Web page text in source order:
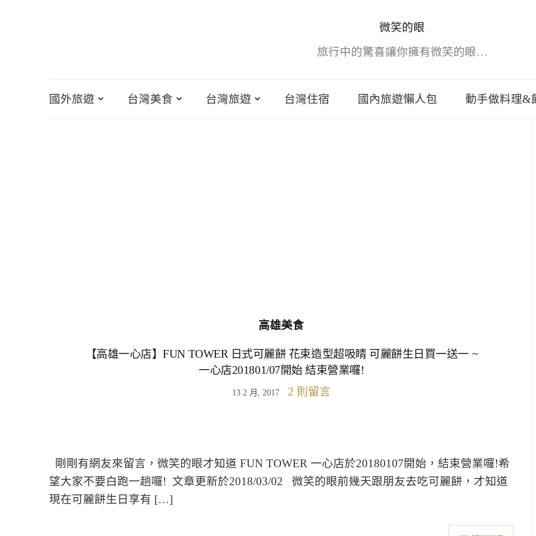
微笑的眼
旅行中的驚喜讓你擁有微笑的眼…
國外旅遊 台灣美食 台灣旅遊 台灣住宿 國內旅遊懶人包 動手做料理&
高雄美食
【高雄一心店】FUN TOWER 日式可麗餅 花束造型超吸睛 可麗餅生日買一送一 ~
一心店201801/07開始 結束營業囉!
13 2 月, 2017 2 則留言
剛剛有網友來留言，微笑的眼才知道 FUN TOWER 一心店於20180107開始，結束營業囉!希
望大家不要白跑一趟囉! 文章更新於2018/03/02 微笑的眼前幾天跟朋友去吃可麗餅，才知道
現在可麗餅生日享有 […]